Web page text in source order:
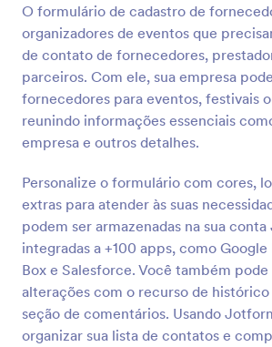
O formulário de cadastro de
organizadores de eventos que
de contato de fornecedores,
parceiros. Com ele, sua empresa
fornecedores para eventos, festivais
reunindo informações essenciais
empresa e outros detalhes.
Personalize o formulário com cores,
extras para atender às suas
podem ser armazenadas na sua
integradas a +100 apps, como
Box e Salesforce. Você também
alterações com o recurso de
seção de comentários. Usando
organizar sua lista de contatos e
sistemas online. Você poderá utilizar
o Salesforce ou Hubspot para
do formulário e acompanhar as horas
cada um deles. E se precisar
formulário, use o Criador de
Jotform para adicionar mais campos,
de fundo e adicionar uma logomarca.
Dados Pessoais é um modelo de
dados pessoais dos seus funcionários.
Visualizar